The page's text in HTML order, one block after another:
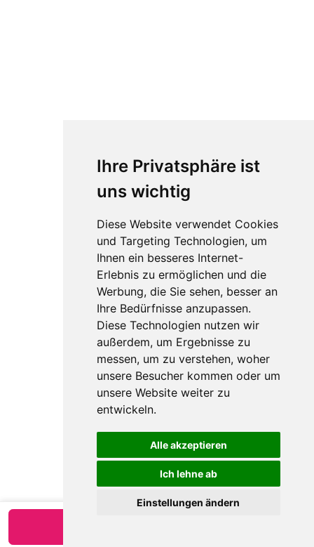
Ihre Privatsphäre ist
uns wichtig
Diese Website verwendet Cookies
und Targeting Technologien, um
Ihnen ein besseres Internet-
Erlebnis zu ermöglichen und die
Werbung, die Sie sehen, besser an
Ihre Bedürfnisse anzupassen.
Diese Technologien nutzen wir
außerdem, um Ergebnisse zu
messen, um zu verstehen, woher
unsere Besucher kommen oder um
unsere Website weiter zu
entwickeln.
Alle akzeptieren
Ich lehne ab
Einstellungen ändern